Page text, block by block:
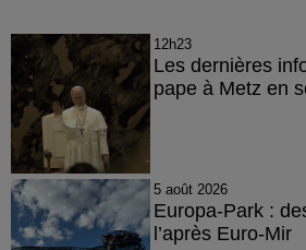
12h23
Les dernières
pape à Metz en
5 août 2026
Europa-Park :
l’après Euro-Mir